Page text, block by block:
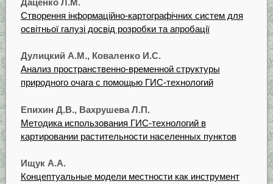
Створення інформаційно-картографічних систем для
освітньої галузі досвід розробки та апробації
Дулицкий A.M., Коваленко И.С.
Анализ пространственно-временной структуры
природного очага с помощью ГИС-технологий
Епихин Д.В., Вахрушева Л.П.
Методика использования ГИС-технологий в
картировании растительности населенных пунктов
Ищук А.А.
Концептуальные модели местности как инструмент